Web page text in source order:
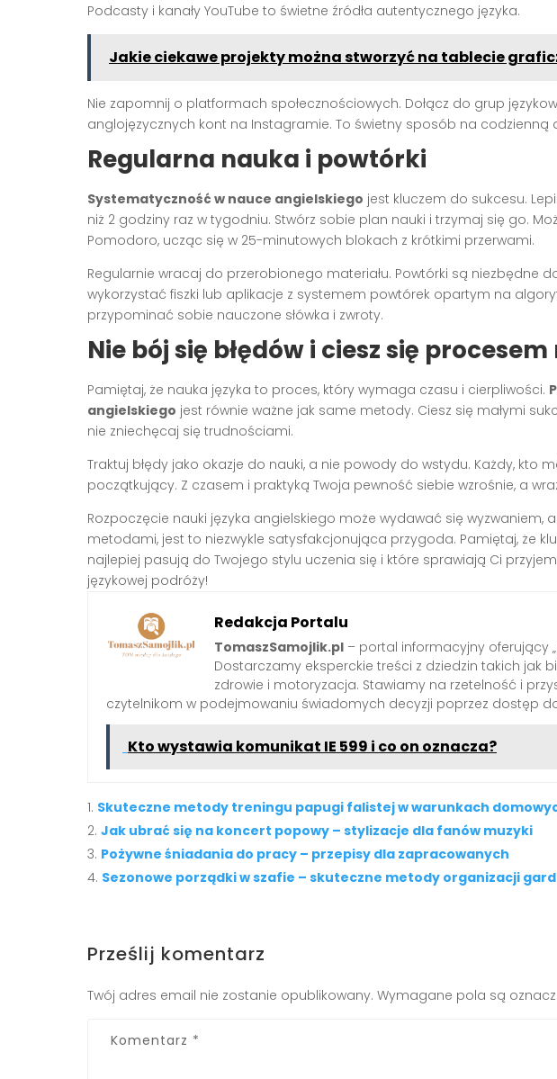
Podcasty i kanały YouTube to świetne źródła autentycznego języka.
Jakie ciekawe projekty można stworzyć na tablecie
Nie zapomnij o platformach społecznościowych. Dołącz do grup
anglojęzycznych kont na Instagramie. To świetny sposób na codzienną
Regularna nauka i powtórki
Systematyczność w nauce angielskiego jest kluczem do sukcesu.
niż 2 godziny raz w tygodniu. Stwórz sobie plan nauki i trzymaj się go.
Pomodoro, ucząc się w 25-minutowych blokach z krótkimi przerwami.
Regularnie wracaj do przerobionego materiału. Powtórki są niezbędne
wykorzystać fiszki lub aplikacje z systemem powtórek opartym na
przypominać sobie nauczone słówka i zwroty.
Nie bój się błędów i ciesz się
Pamiętaj, że nauka języka to proces, który wymaga czasu i cierpliwości.
angielskiego jest równie ważne jak same metody. Ciesz się małymi
nie zniechęcaj się trudnościami.
Traktuj błędy jako okazje do nauki, a nie powody do wstydu. Każdy, kto
początkujący. Z czasem i praktyką Twoja pewność siebie wzrośnie, a
Rozpoczęcie nauki języka angielskiego może wydawać się wyzwaniem,
metodami, jest to niezwykle satysfakcjonująca przygoda. Pamiętaj, że
najlepiej pasują do Twojego stylu uczenia się i które sprawiają Ci
językowej podróży!
Redakcja Portalu
TomaszSamojlik.pl – portal informacyjny oferujący „
Dostarczamy eksperckie treści z dziedzin takich jak
zdrowie i motoryzacja. Stawiamy na rzetelność i
czytelnikom w podejmowaniu świadomych decyzji poprzez dostęp
Kto wystawia komunikat IE 599 i co on oznacza?
Skuteczne metody treningu papugi falistej w warunkach
Jak ubrać się na koncert popowy – stylizacje dla fanów muzyki
Pożywne śniadania do pracy – przepisy dla zapracowanych
Sezonowe porządki w szafie – skuteczne metody organizacji
Prześlij komentarz
Twój adres email nie zostanie opublikowany. Wymagane pola są